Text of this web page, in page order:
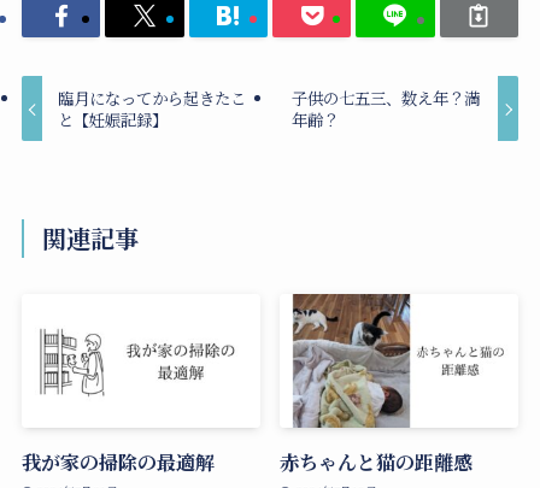
臨月になってから起きたこ
と【妊娠記録】
子供の七五三、数え年？満
年齢？
関連記事
我が家の掃除の最適解 赤ちゃんと猫の距離感